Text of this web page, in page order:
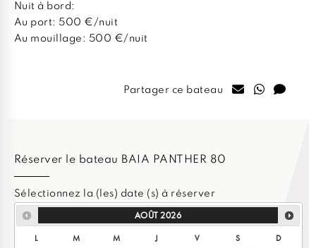
Nuit à bord:
Au port: 500 €/nuit
Au mouillage: 500 €/nuit
Partager ce bateau
Réserver le bateau BAIA PANTHER 80
Sélectionnez la (les) date (s) à réserver
AOÛT 2026
L M M J V S
D